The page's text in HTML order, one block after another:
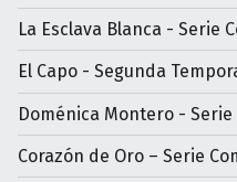
La Esclava Blanca - Serie
El Capo - Segunda
Doménica Montero - Serie
Corazón de Oro – Serie